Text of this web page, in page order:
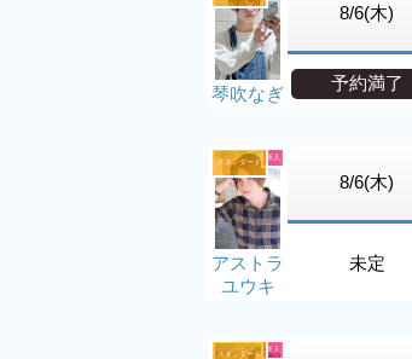
琴吹なぎ
8/6(木)
予約満了
新人
スタンダード
アストラ
ユウキ
8/6(木)
未定
新人
スタンダード